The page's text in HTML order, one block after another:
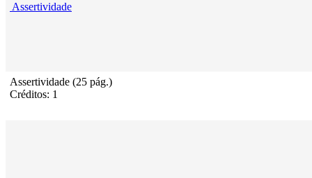
Assertividade
Assertividade (25 pág.)
Créditos: 1